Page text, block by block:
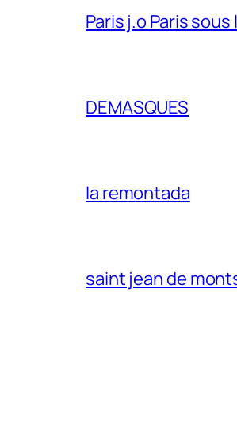
Paris j.o Paris sous
DEMASQUES
la remontada
saint jean de